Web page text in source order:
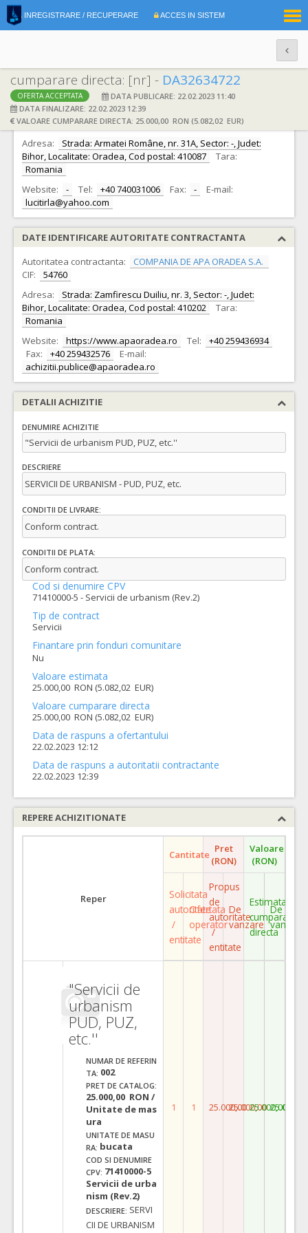
INREGISTRARE / RECUPERARE ACCES IN SISTEM
cumparare directa: [nr] - DA32634722
OFERTA ACCEPTATA
DATA PUBLICARE: 22.02.2023 11:40
DATA FINALIZARE: 22.02.2023 12:39
VALOARE CUMPARARE DIRECTA: 25.000,00 RON (5.082,02 EUR)
DATE IDENTIFICARE OFERTANT
Ofertant: S.C. ANTREPRIZA PROIECT S.R.L. CIF: 41401158
Adresa:
Strada: Armatei Române, nr. 31A, Sector: -, Judet:
Bihor, Localitate: Oradea, Cod postal: 410087
Tara:
Romania
Website:
- Tel: +40 740031006 Fax: -
E-mail:
lucitirla@yahoo.com
DATE IDENTIFICARE AUTORITATE CONTRACTANTA
Autoritatea contractanta:
COMPANIA DE APA ORADEA S.A.
CIF:
54760
Adresa:
Strada: Zamfirescu Duiliu, nr. 3, Sector: -, Judet:
Bihor, Localitate: Oradea, Cod postal: 410202
Tara:
Romania
Website:
https://www.apaoradea.ro Tel:
+40 259436934
Fax:
+40 259432576
E-mail:
achizitii.publice@apaoradea.ro
DETALII ACHIZITIE
DENUMIRE ACHIZITIE
"Servicii de urbanism PUD, PUZ, etc.''
DESCRIERE
SERVICII DE URBANISM - PUD, PUZ, etc.
CONDITII DE LIVRARE:
Conform contract.
CONDITII DE PLATA:
Conform contract.
Cod si denumire CPV
71410000-5 - Servicii de urbanism (Rev.2)
Tip de contract
Servicii
Finantare prin fonduri comunitare
Nu
Valoare estimata
25.000,00 RON (5.082,02 EUR)
Valoare cumparare directa
25.000,00 RON (5.082,02 EUR)
Data de raspuns a ofertantului
22.02.2023 12:12
Data de raspuns a autoritatii contractante
22.02.2023 12:39
REPERE ACHIZITIONATE
Reper
Cantitate Pret
(RON)
Valoare
(RON)
Solicitata
autoritate
/
entitate
Ofertata
operator
Propus
de
autoritate
/
entitate
De
vanzare
Estimata
cumparare
directa
De
vanzare
"Servicii de
urbanism
PUD, PUZ,
etc.''
NUMAR DE REFERIN
TA: 002
PRET DE CATALOG:
25.000,00 RON /
Unitate de mas
ura
UNITATE DE MASU
RA: bucata
COD SI DENUMIRE
CPV: 71410000-5
Servicii de urba
nism (Rev.2)
DESCRIERE: SERVI
CII DE URBANISM
1 1 25.000,0025.000,0025.000,00